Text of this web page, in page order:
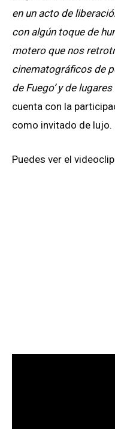
en un acto de
con algún toque de
motero que nos
cinematográficos de
de Fuego’ y de
cuenta con la
como invitado de lujo.
Puedes ver el videoclip